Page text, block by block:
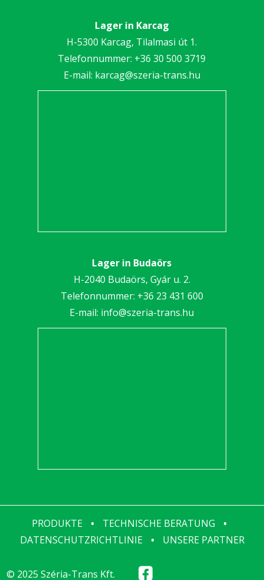
Lager in Karcag
H-5300 Karcag, Tilalmasi út 1.
Telefonnummer: +36 30 500 3719
E-mail: karcag@szeria-trans.hu
Lager in Budaörs
H-2040 Budaörs, Gyár u. 2.
Telefonnummer: +36 23 431 600
E-mail: info@szeria-trans.hu
PRODUKTE • TECHNISCHE BERATUNG
•
DATENSCHUTZRICHTLINIE
• UNSERE PARTNER
© 2025 Széria-Trans Kft.